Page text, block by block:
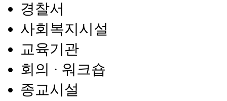
경찰서
사회복지시설
교육기관
회의 · 워크숍
종교시설